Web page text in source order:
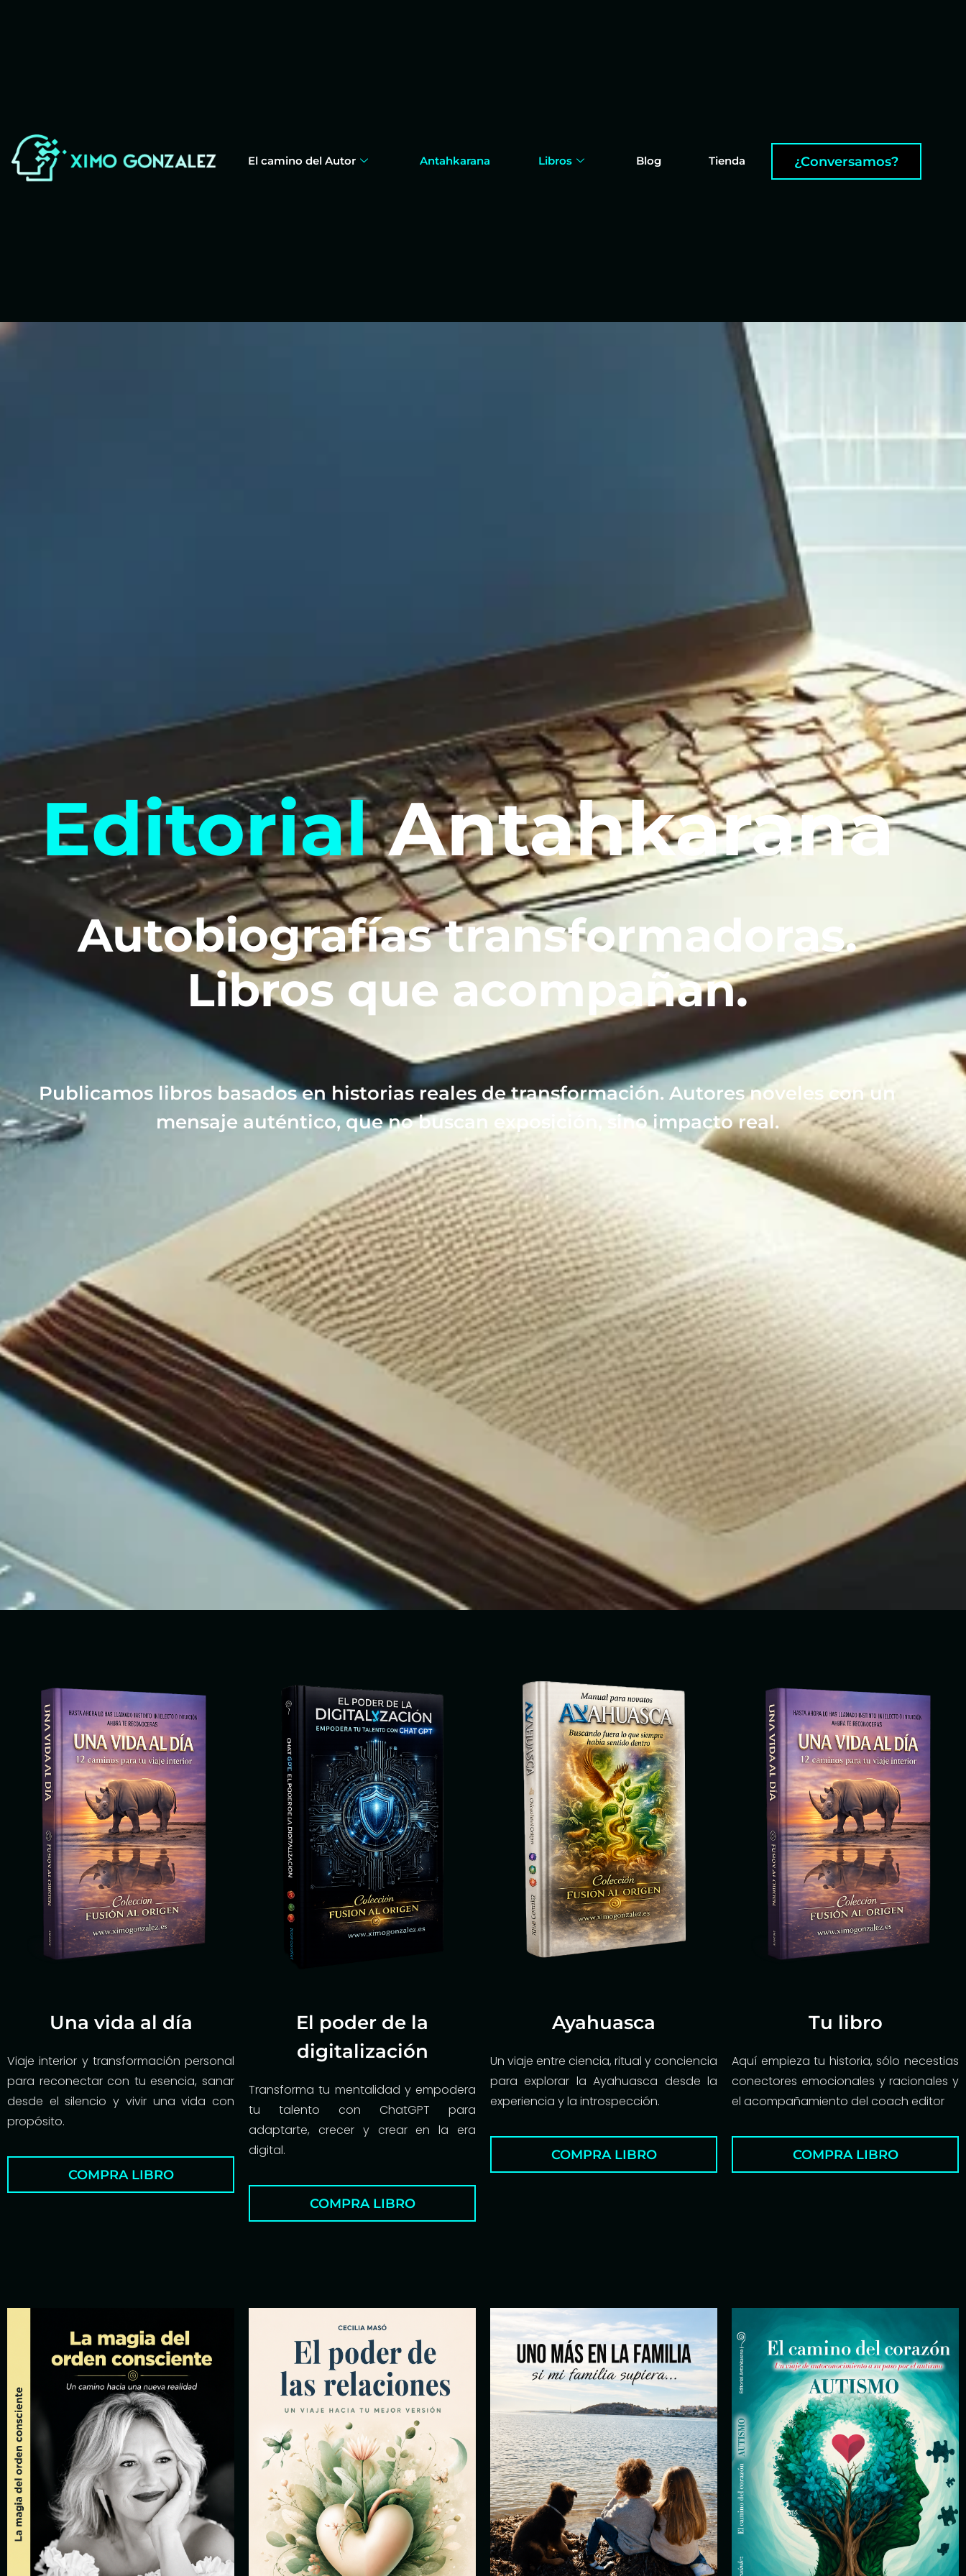
El camino del Autor Antahkarana Libros Blog Tienda ¿Conversamos?
EditorialAntahkarana
Autobiografías transformadoras.
Libros que acompañan.
Publicamos libros basados en historias reales de transformación. Autores noveles con un
mensaje auténtico, que no buscan exposición, sino impacto real.
Una vida al día
Viaje interior y transformación personal
para reconectar con tu esencia, sanar
desde el silencio y vivir una vida con
propósito.
COMPRA LIBRO
El poder de la
digitalización
Transforma tu mentalidad y empodera
tu talento con ChatGPT para
adaptarte, crecer y crear en la era
digital.
COMPRA LIBRO
Ayahuasca
Un viaje entre ciencia, ritual y conciencia
para explorar la Ayahuasca desde la
experiencia y la introspección.
COMPRA LIBRO
Tu libro
Aquí empieza tu historia, sólo necestias
conectores emocionales y racionales y
el acompañamiento del coach editor
COMPRA LIBRO